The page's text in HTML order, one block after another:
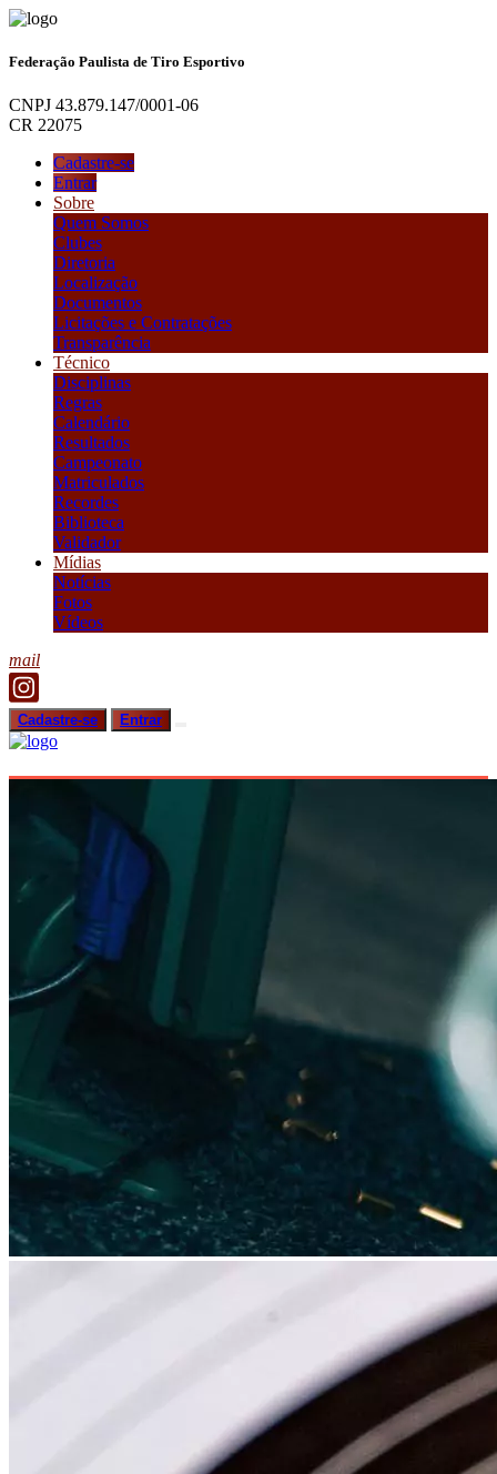
Federação Paulista de Tiro Esportivo
CNPJ 43.879.147/0001-06
CR 22075
Cadastre-se
Entrar
Sobre
Quem Somos
Clubes
Diretoria
Localização
Documentos
Licitações e Contratações
Transparência
Técnico
Disciplinas
Regras
Calendário
Resultados
Campeonato
Matriculados
Recordes
Biblioteca
Validador
Mídias
Notícias
Fotos
Vídeos
mail
Cadastre-se Entrar